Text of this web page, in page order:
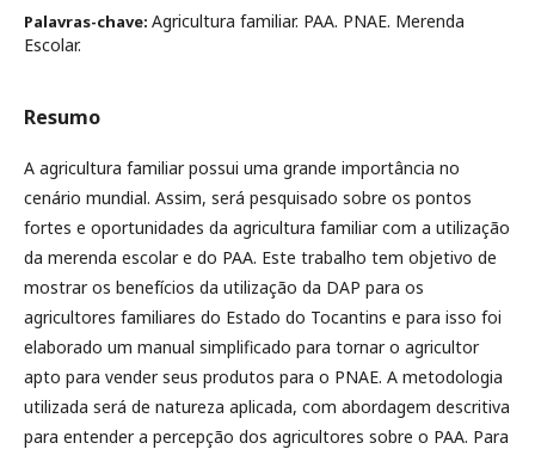
Palavras-chave: Agricultura familiar. PAA. PNAE. Merenda
Escolar.
Resumo
A agricultura familiar possui uma grande importância no
cenário mundial. Assim, será pesquisado sobre os pontos
fortes e oportunidades da agricultura familiar com a utilização
da merenda escolar e do PAA. Este trabalho tem objetivo de
mostrar os benefícios da utilização da DAP para os
agricultores familiares do Estado do Tocantins e para isso foi
elaborado um manual simplificado para tornar o agricultor
apto para vender seus produtos para o PNAE. A metodologia
utilizada será de natureza aplicada, com abordagem descritiva
para entender a percepção dos agricultores sobre o PAA. Para